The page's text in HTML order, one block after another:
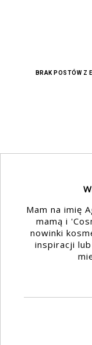
BRAK POSTÓW Z
Mam na imię
mamą i
nowinki
inspiracji